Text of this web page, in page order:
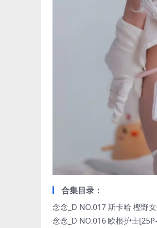
合集目录：
念念_D NO.017 斯卡哈 樫野
念念_D NO.016 欧根护士